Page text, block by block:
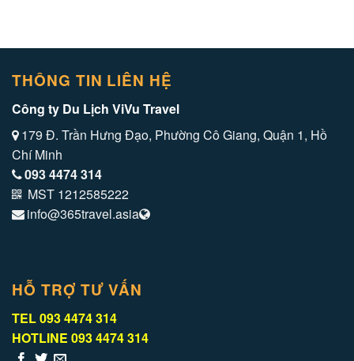
THÔNG TIN LIÊN HỆ
Công ty Du Lịch ViVu Travel
179 Đ. Trần Hưng Đạo, Phường Cô Giang, Quận 1, Hồ
Chí Minh
093 4474 314
MST 1212585222
info@365travel.asia
HỖ TRỢ TƯ VẤN
TEL093 4474 314
HOTLINE 093 4474 314